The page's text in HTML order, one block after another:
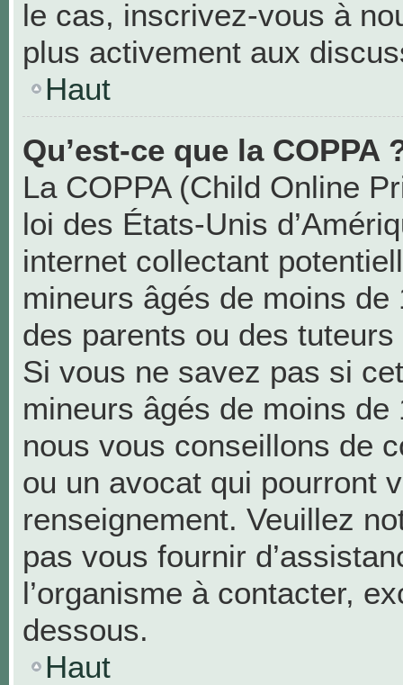
le cas, inscrivez-vous à
plus activement aux
Haut
Qu’est-ce que la COPPA
La COPPA (Child Online
loi des États-Unis
internet collectant
mineurs âgés de moins
des parents ou des
Si vous ne savez pas si
mineurs âgés de moins
nous vous conseillons de
ou un avocat qui pourront
renseignement. Veuillez
pas vous fournir
l’organisme à contacter,
dessous.
Haut